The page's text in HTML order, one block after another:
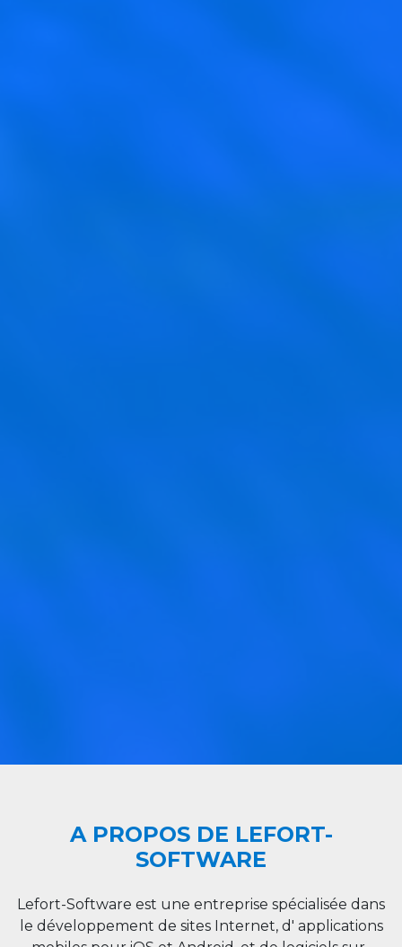
A PROPOS DE LEFORT-
SOFTWARE
Lefort-Software est une entreprise spécialisée dans
le développement de sites Internet, d' applications